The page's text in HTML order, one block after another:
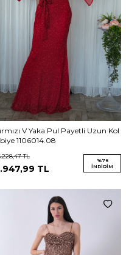
V Yaka Pul Payetli Uzun Kol
1106014.08
TL
TL
%76
İNDIRIM